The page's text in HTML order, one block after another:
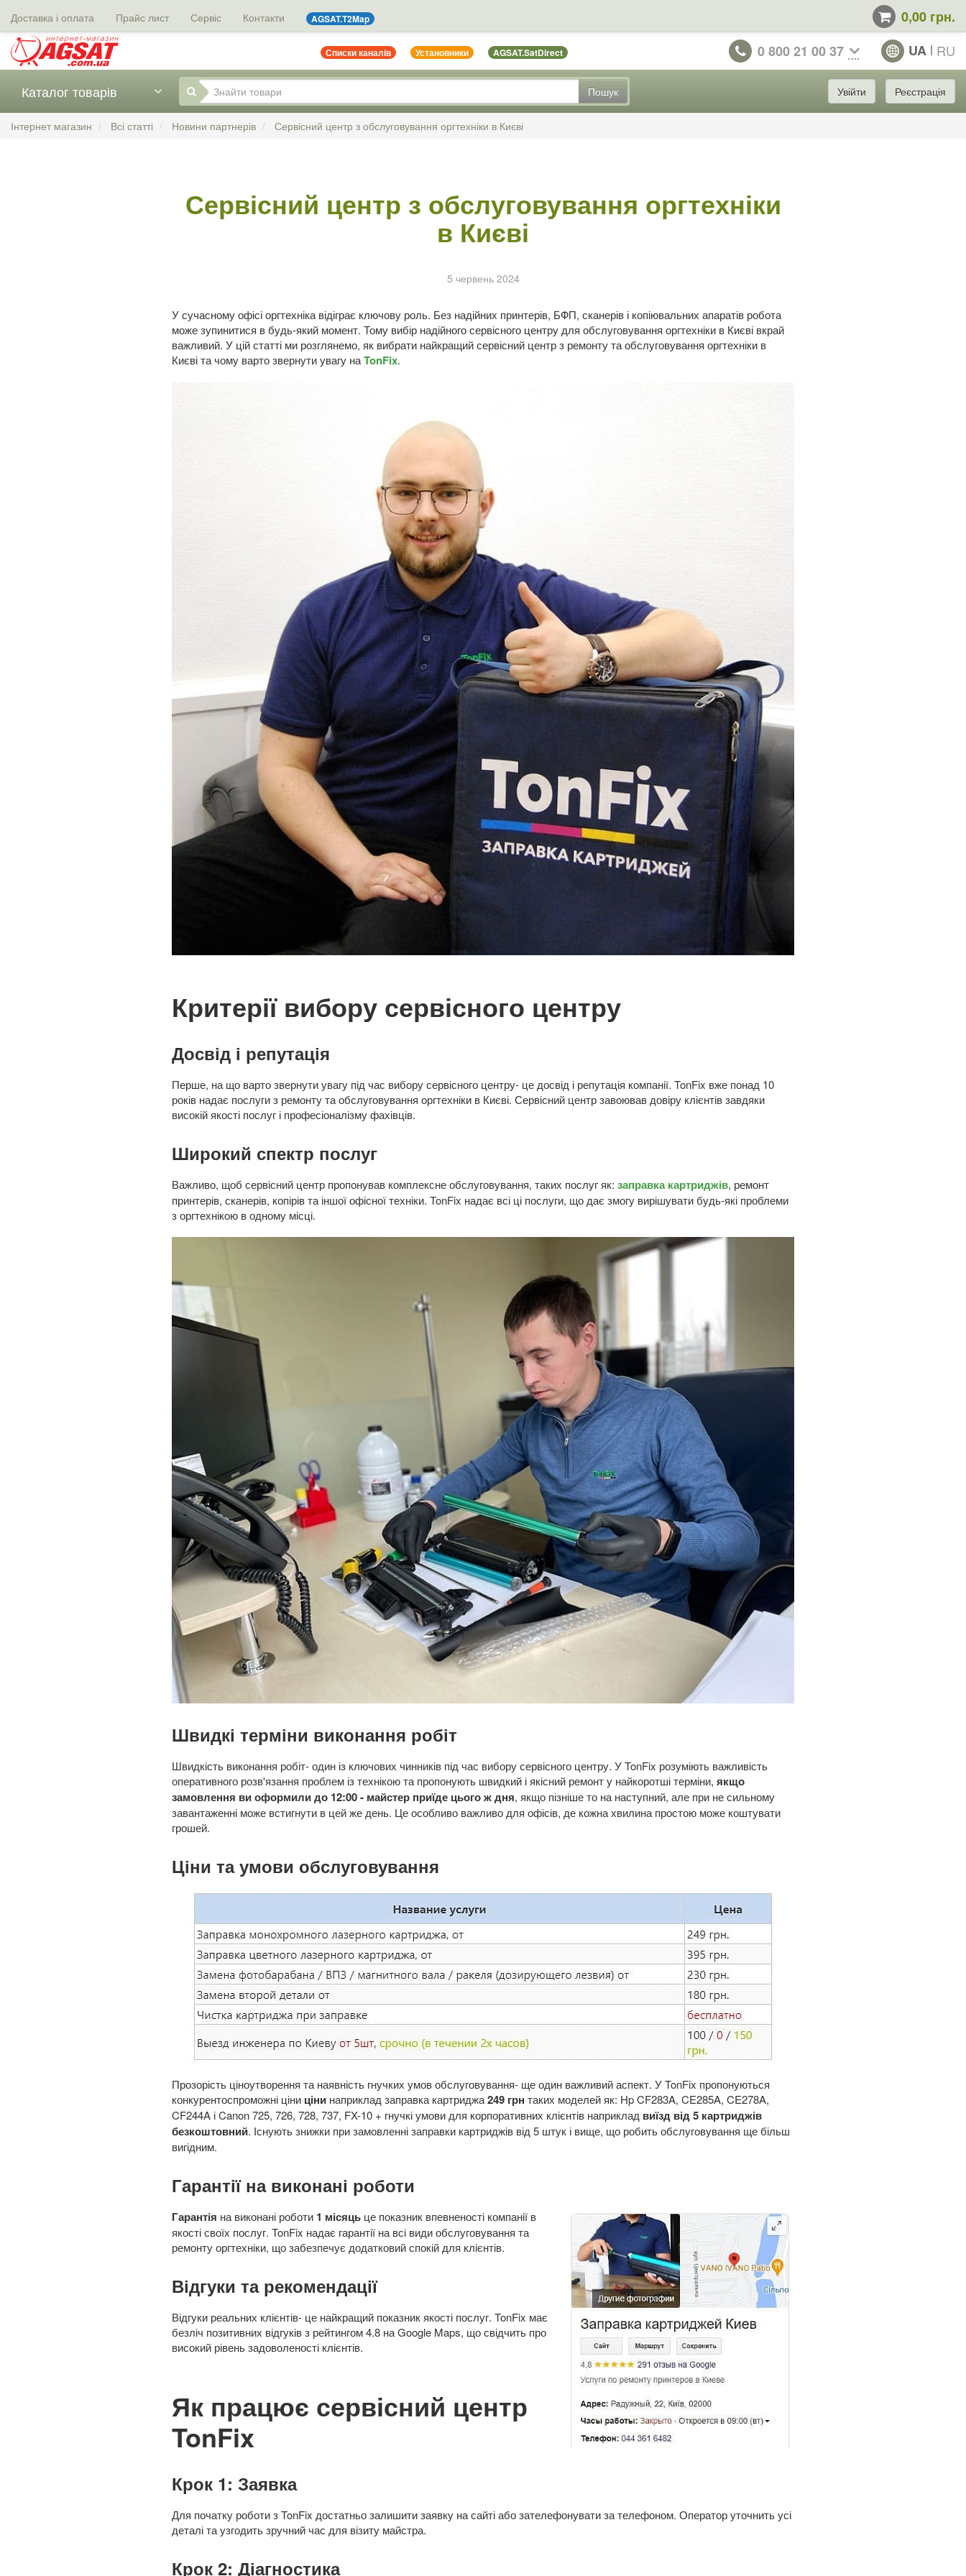
Доставка і оплата Прайс лист Сервіс Контакти AGSAT.T2Map 0,00 грн.
Списки каналів Установники AGSAT.SatDirect 0 800 21 00 37 UA RU
Пошук
Каталог товарів Увійти Реєстрація
Інтернет магазин Всі статті Новини партнерів Сервісний центр з обслуговування оргтехніки в Києві
Сервісний центр з обслуговування оргтехніки
в Києві
5 червень 2024
У сучасному офісі оргтехніка відіграє ключову роль. Без надійних принтерів, БФП, сканерів і копіювальних апаратів робота
може зупинитися в будь-який момент. Тому вибір надійного сервісного центру для обслуговування оргтехніки в Києві вкрай
важливий. У цій статті ми розглянемо, як вибрати найкращий сервісний центр з ремонту та обслуговування оргтехніки в
Києві та чому варто звернути увагу наTonFix.
Критерії вибору сервісного центру
Досвід і репутація
Перше, на що варто звернути увагу під час вибору сервісного центру- це досвід і репутація компанії. TonFix вже понад 10
років надає послуги з ремонту та обслуговування оргтехніки в Києві. Сервісний центр завоював довіру клієнтів завдяки
високій якості послуг і професіоналізму фахівців.
Широкий спектр послуг
Важливо, щоб сервісний центр пропонував комплексне обслуговування, таких послуг як: заправка картриджів, ремонт
принтерів, сканерів, копірів та іншої офісної техніки. TonFix надає всі ці послуги, що дає змогу вирішувати будь-які проблеми
з оргтехнікою в одному місці.
Швидкі терміни виконання робіт
Швидкість виконання робіт- один із ключових чинників під час вибору сервісного центру. У TonFix розуміють важливість
оперативного розв'язання проблем із технікою та пропонують швидкий і якісний ремонт у найкоротші терміни, якщо
замовлення ви оформили до 12:00 - майстер приїде цього ж дня, якщо пізніше то на наступний, але при не сильному
завантаженні може встигнути в цей же день. Це особливо важливо для офісів, де кожна хвилина простою може коштувати
грошей.
Ціни та умови обслуговування
Прозорість ціноутворення та наявність гнучких умов обслуговування- ще один важливий аспект. У TonFix пропонуються
конкурентоспроможні ціни ціни наприклад заправка картриджа249 грн таких моделей як: Hp CF283A, CE285A, CE278A,
CF244A і Canon 725, 726, 728, 737, FX-10 + гнучкі умови для корпоративних клієнтів наприклад виїзд від 5 картриджів
безкоштовний. Існують знижки при замовленні заправки картриджів від 5 штук і вище, що робить обслуговування ще більш
вигідним.
Гарантії на виконані роботи
Гарантія на виконані роботи 1 місяць це показник впевненості компанії в
якості своїх послуг. TonFix надає гарантії на всі види обслуговування та
ремонту оргтехніки, що забезпечує додатковий спокій для клієнтів.
Відгуки та рекомендації
Відгуки реальних клієнтів- це найкращий показник якості послуг. TonFix має
безліч позитивних відгуків з рейтингом 4.8 на Google Maps, що свідчить про
високий рівень задоволеності клієнтів.
Як працює сервісний центр
TonFix
Крок 1: Заявка
Для початку роботи з TonFix достатньо залишити заявку на сайті або зателефонувати за телефоном. Оператор уточнить усі
деталі та узгодить зручний час для візиту майстра.
Крок 2: Діагностика